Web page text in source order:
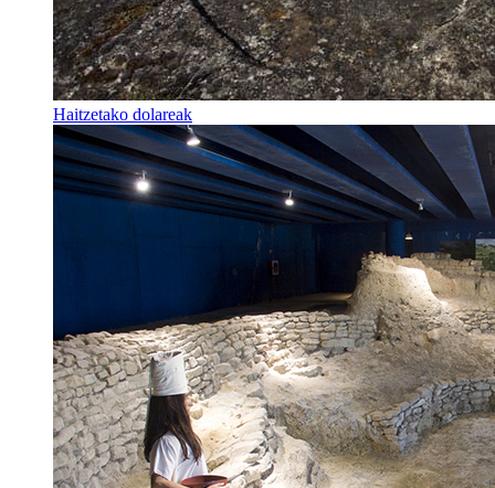
Haitzetako dolareak